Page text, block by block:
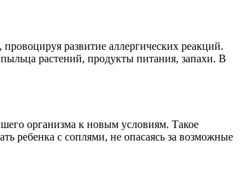
развитие аллергических реакций.
растений, продукты питания, запахи. В
организма к новым условиям. Такое
ребенка с соплями, не опасаясь за возможные